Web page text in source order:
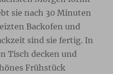
sie nach 30 Minuten
Backofen und
sind sie fertig. In
Tisch decken und
Frühstück